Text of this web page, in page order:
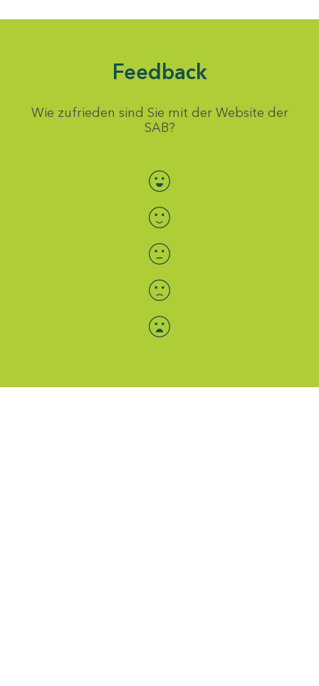
Feedback
Wie zufrieden sind Sie mit der Website der
SAB?
Bewertung auswählen